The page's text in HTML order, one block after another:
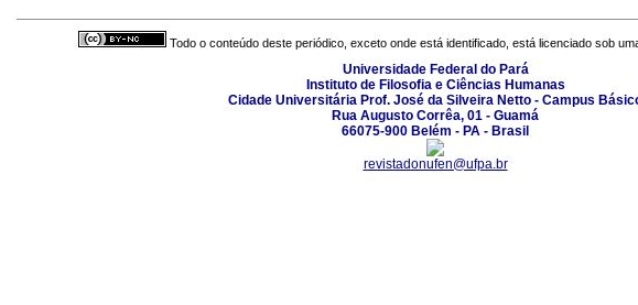
Todo o conteúdo deste periódico, exceto onde está identificado, está licenciado sob
Universidade Federal do Pará
Instituto de Filosofia e Ciências Humanas
Cidade Universitária Prof. José da Silveira Netto - Campus
Rua Augusto Corrêa, 01 - Guamá
66075-900 Belém - PA - Brasil
revistadonufen@ufpa.br